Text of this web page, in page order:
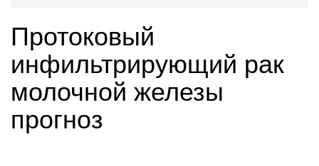
Протоковый
инфильтрирующий рак
молочной железы
прогноз